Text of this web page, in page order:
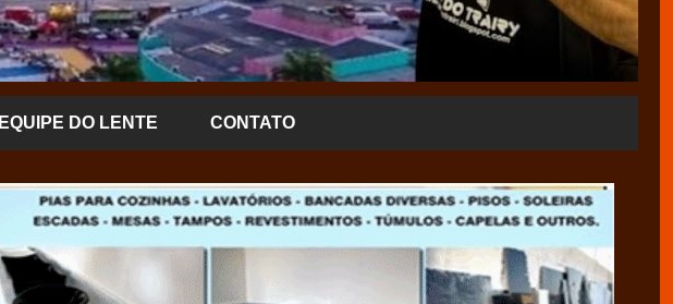
EQUIPE DO LENTE CONTATO